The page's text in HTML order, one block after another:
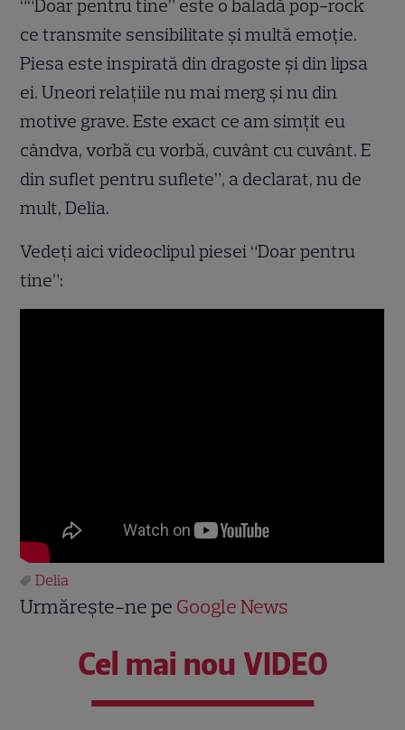
““Doar pentru tine” este o baladă pop-rock
ce transmite sensibilitate şi multă emoţie.
Piesa este inspirată din dragoste şi din lipsa
ei. Uneori relaţiile nu mai merg şi nu din
motive grave. Este exact ce am simţit eu
cândva, vorbă cu vorbă, cuvânt cu cuvânt. E
din suflet pentru suflete”, a declarat, nu de
mult, Delia.
Vedeţi aici videoclipul piesei “Doar pentru
tine”:
Delia
Urmărește-ne pe Google News
Cel mai nou VIDEO